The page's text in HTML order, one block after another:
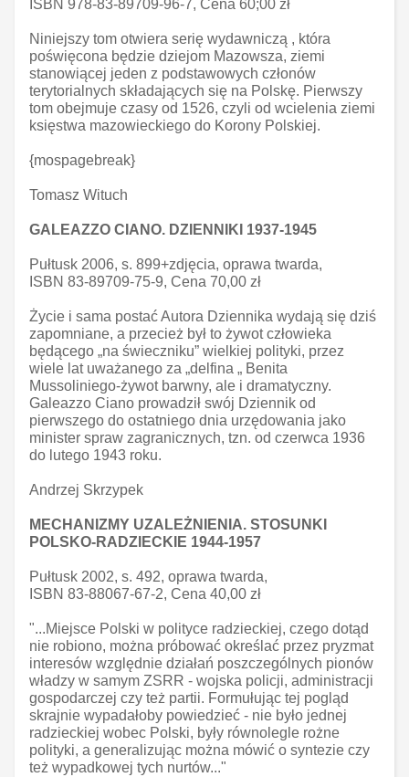
ISBN 978-83-89709-96-7, Cena 60;00 zł
Niniejszy tom otwiera serię wydawniczą , która
poświęcona będzie dziejom Mazowsza, ziemi
stanowiącej jeden z podstawowych członów
terytorialnych składających się na Polskę. Pierwszy
tom obejmuje czasy od 1526, czyli od wcielenia ziemi
księstwa mazowieckiego do Korony Polskiej.
{mospagebreak}
Tomasz Wituch
GALEAZZO CIANO. DZIENNIKI 1937-1945
Pułtusk 2006, s. 899+zdjęcia, oprawa twarda,
ISBN 83-89709-75-9, Cena 70,00 zł
Życie i sama postać Autora Dziennika wydają się dziś
zapomniane, a przecież był to żywot człowieka
będącego „na świeczniku” wielkiej polityki, przez
wiele lat uważanego za „delfina „ Benita
Mussoliniego-żywot barwny, ale i dramatyczny.
Galeazzo Ciano prowadził swój Dziennik od
pierwszego do ostatniego dnia urzędowania jako
minister spraw zagranicznych, tzn. od czerwca 1936
do lutego 1943 roku.
Andrzej Skrzypek
MECHANIZMY UZALEŻNIENIA. STOSUNKI
POLSKO-RADZIECKIE 1944-1957
Pułtusk 2002, s. 492, oprawa twarda,
ISBN 83-88067-67-2, Cena 40,00 zł
"...Miejsce Polski w polityce radzieckiej, czego dotąd
nie robiono, można próbować określać przez pryzmat
interesów względnie działań poszczególnych pionów
władzy w samym ZSRR - wojska policji, administracji
gospodarczej czy też partii. Formułując tej pogląd
skrajnie wypadałoby powiedzieć - nie było jednej
radzieckiej wobec Polski, były równolegle rożne
polityki, a generalizując można mówić o syntezie czy
też wypadkowej tych nurtów..."